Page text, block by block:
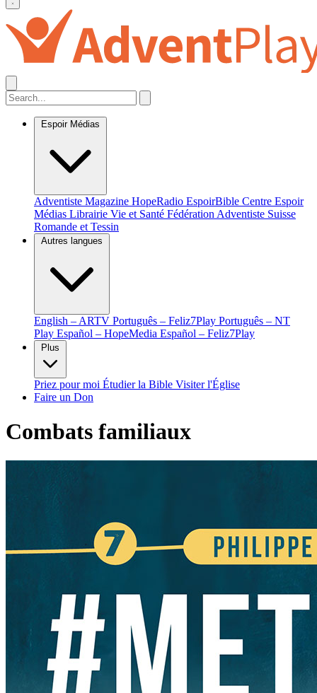
Espoir Médias
Adventiste Magazine HopeRadio EspoirBible Centre Espoir
Médias Librairie Vie et Santé Fédération Adventiste Suisse
Romande et Tessin
Autres langues
English – ARTV Português – Feliz7Play Português – NT
Play Español – HopeMedia Español – Feliz7Play
Plus
Priez pour moi Étudier la Bible Visiter l'Église
Faire un Don
Combats familiaux